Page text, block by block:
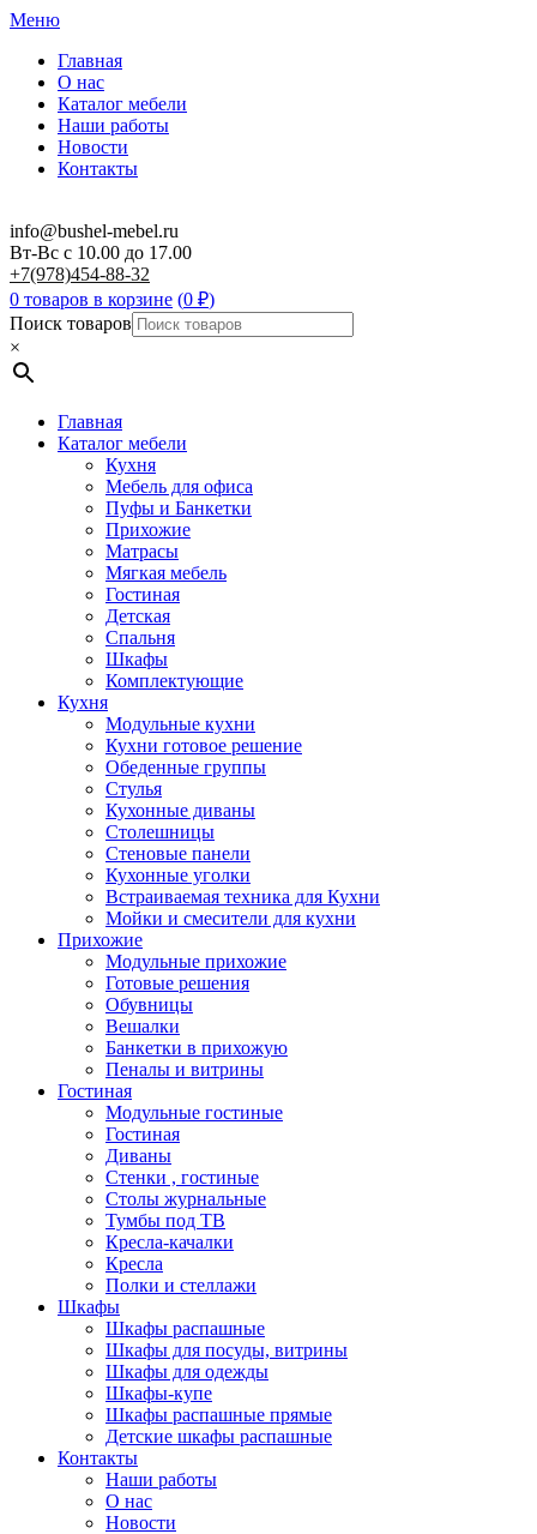
Меню
Главная
О нас
Каталог мебели
Наши работы
Новости
Контакты
info@bushel-mebel.ru
Вт-Вс c 10.00 до 17.00
+7(978)454-88-32
0 товаров в корзине (0 ₽)
Поиск товаров
×
Главная
Каталог мебели
Кухня
Мебель для офиса
Пуфы и Банкетки
Прихожие
Матрасы
Мягкая мебель
Гостиная
Детская
Спальня
Шкафы
Комплектующие
Кухня
Модульные кухни
Кухни готовое решение
Обеденные группы
Стулья
Кухонные диваны
Столешницы
Стеновые панели
Кухонные уголки
Встраиваемая техника для Кухни
Мойки и смесители для кухни
Прихожие
Модульные прихожие
Готовые решения
Обувницы
Вешалки
Банкетки в прихожую
Пеналы и витрины
Гостиная
Модульные гостиные
Гостиная
Диваны
Стенки , гостиные
Столы журнальные
Тумбы под ТВ
Кресла-качалки
Кресла
Полки и стеллажи
Шкафы
Шкафы распашные
Шкафы для посуды, витрины
Шкафы для одежды
Шкафы-купе
Шкафы распашные прямые
Детские шкафы распашные
Контакты
Наши работы
О нас
Новости